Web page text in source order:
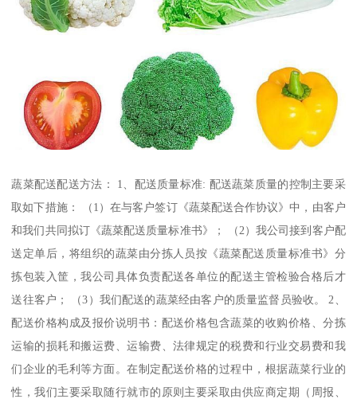
蔬菜配送配送方法： 1、配送质量标准: 配送蔬菜质量的控制主要采
取如下措施： （1）在与客户签订《蔬菜配送合作协议》中，由客户
和我们共同拟订《蔬菜配送质量标准书》； （2）我公司接到客户配
送定单后，将组织的蔬菜由分拣人员按《蔬菜配送质量标准书》分
拣包装入筐，我公司具体负责配送各单位的配送主管检验合格后才
送往客户； （3）我们配送的蔬菜经由客户的质量监督员验收。 2、
配送价格构成及报价说明书：配送价格包含蔬菜的收购价格、分拣
运输的损耗和搬运费、运输费、法律规定的税费和行业交易费和我
们企业的毛利等方面。在制定配送价格的过程中，根据蔬菜行业的
性，我们主要采取随行就市的原则主要采取由供应商定期（周报、